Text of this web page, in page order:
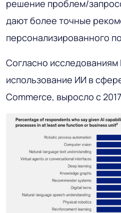
решение проблем/
дают более точные
персонализированного
Согласно исследованиям
использование ИИ в
Commerce, выросло с